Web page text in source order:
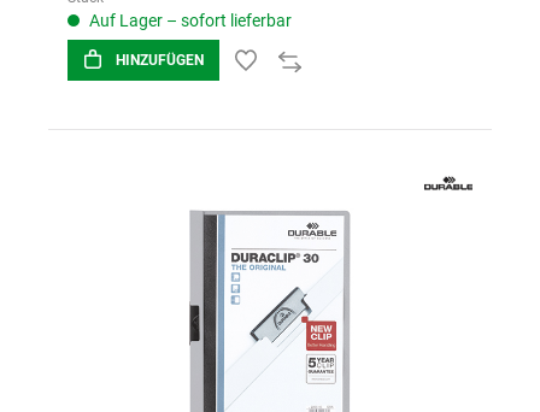
Auf Lager – sofort lieferbar
HINZUFÜGEN